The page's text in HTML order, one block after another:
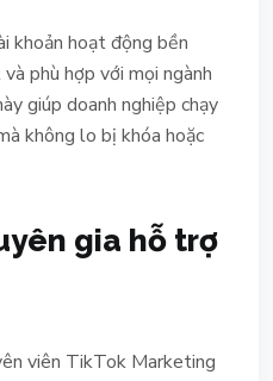
khoản hoạt động bền
phù hợp với mọi ngành
giúp doanh nghiệp chạy
không lo bị khóa hoặc
gia hỗ trợ
viên TikTok Marketing